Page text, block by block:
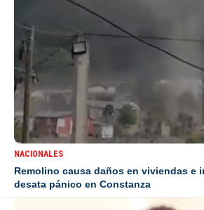
NACIONALES
Remolino causa daños en viviendas e
desata pánico en Constanza